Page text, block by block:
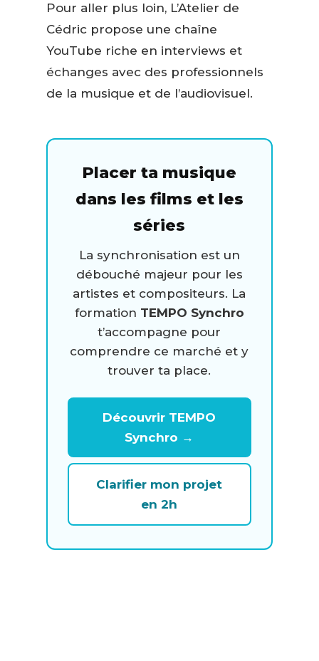
Pour aller plus loin, L’Atelier de
Cédric propose une chaîne
YouTube riche en interviews et
échanges avec des professionnels
de la musique et de l’audiovisuel.
Placer ta musique
dans les films et les
séries
La synchronisation est un
débouché majeur pour les
artistes et compositeurs. La
formation TEMPO Synchro
t’accompagne pour
comprendre ce marché et y
trouver ta place.
Découvrir TEMPO
Synchro →
Clarifier mon projet
en 2h